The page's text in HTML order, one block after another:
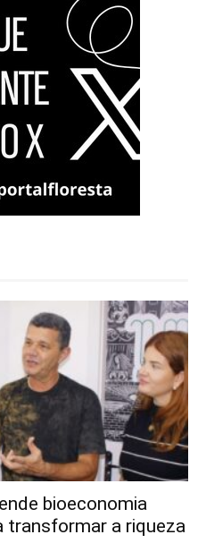
bioeconomia
transformar a riqueza